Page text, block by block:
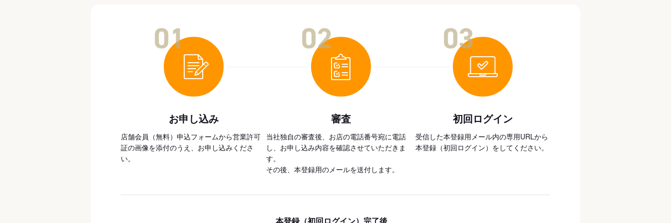
お申し込み
店舗会員（無料）申込フォームから営業許可
証の画像を添付のうえ、お申し込みくださ
い。
審査
当社独自の審査後、お店の電話番号宛に電話
し、お申し込み内容を確認させていただきま
す。
その後、本登録用のメールを送付します。
初回ログイン
受信した本登録用メール内の専用URLから
本登録（初回ログイン）をしてください。